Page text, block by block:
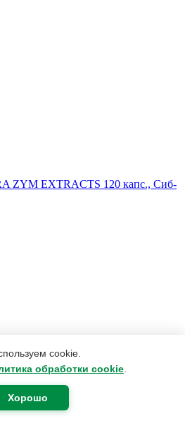
cookie.
обработки cookie
Хорошо
ZYM EXTRACTS 120 капс., Сиб-